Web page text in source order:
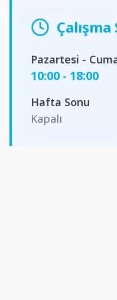
Pazartesi -
10:00 - 18:00
Hafta Sonu
Kapalı